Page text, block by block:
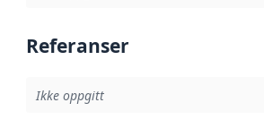
Referanser
Ikke oppgitt